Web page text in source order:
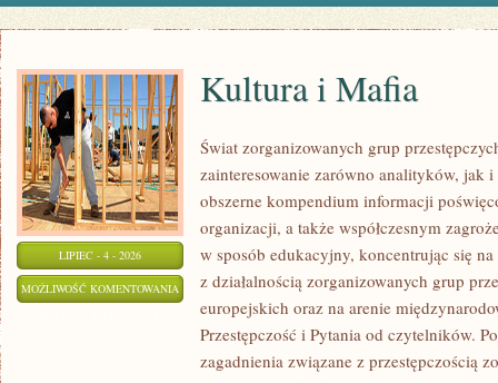
LIPIEC - 4 - 2026
MOŻLIWOŚĆ KOMENTOWANIA KULTURA
MAFIA
Kultura i Mafia
Świat zorganizowanych grup
zainteresowanie zarówno analityków, jak
obszerne kompendium informacji
organizacji, a także współczesnym
w sposób edukacyjny, koncentrując się
z działalnością zorganizowanych grup
europejskich oraz na arenie
Przestępczość i Pytania od czytelników.
zagadnienia związane z przestępczością